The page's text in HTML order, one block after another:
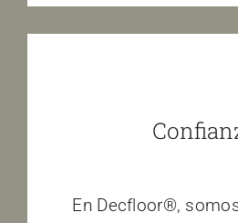
En Decfloor®,